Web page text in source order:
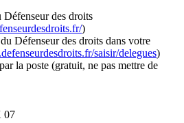
Défenseur des droits
)
Défenseur des droits dans votre
saisir/delegues)
la poste (gratuit, ne pas mettre de
07